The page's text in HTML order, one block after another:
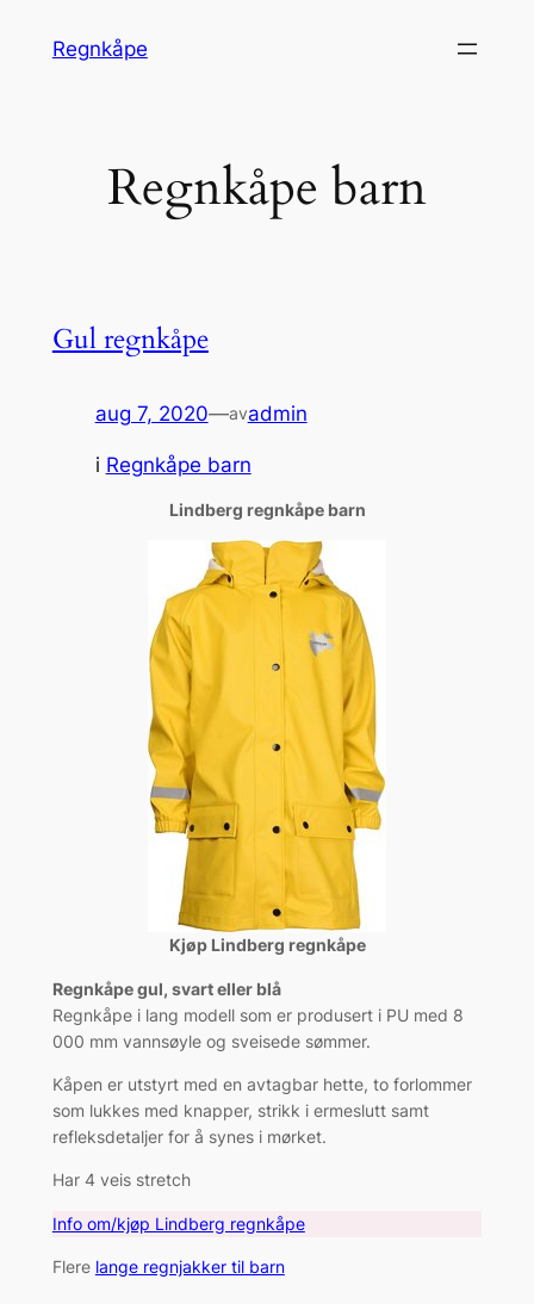
Regnkåpe
Regnkåpe barn
Gul regnkåpe
aug 7, 2020—avadmin
i Regnkåpe barn
Lindberg regnkåpe barn
Kjøp Lindberg regnkåpe
Regnkåpe gul, svart eller blå
Regnkåpe i lang modell som er produsert i PU med 8
000 mm vannsøyle og sveisede sømmer.
Kåpen er utstyrt med en avtagbar hette, to forlommer
som lukkes med knapper, strikk i ermeslutt samt
refleksdetaljer for å synes i mørket.
Har 4 veis stretch
Info om/kjøp Lindberg regnkåpe
Flere lange regnjakker til barn